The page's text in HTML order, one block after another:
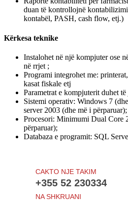
duan të kontrollojnë
kontabël, PASH, cash flow, etj.)
Kërkesa teknike
Instalohet në një kompjuter ose
në rrjet ;
Programi integrohet me:
kasat fiskale etj
Parametrat e kompjuterit duhet të
Sistemi operativ: Windows 7
server 2003 (dhe më i përparuar);
Procesori: Minimumi Dual Core
përparuar);
Databaza e programit: SQL
CAKTO NJE TAKIM
+355 52 230334
NA SHKRUANI